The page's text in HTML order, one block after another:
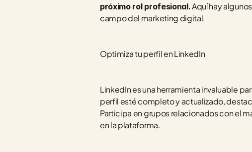
próximo rol profesional. Aquí hay
campo del marketing digital.
Optimiza tu perfil en LinkedIn
LinkedIn es una herramienta invaluable
perfil esté completo y actualizado,
Participa en grupos relacionados con el
en la plataforma.